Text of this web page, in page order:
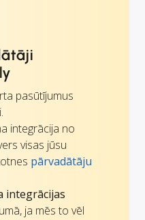
pasūtījumus
integrācija no
visas jūsu
pārvadātāju
integrācijas
ja mēs to vēl